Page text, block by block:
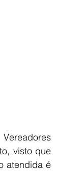
visto que
atendida é